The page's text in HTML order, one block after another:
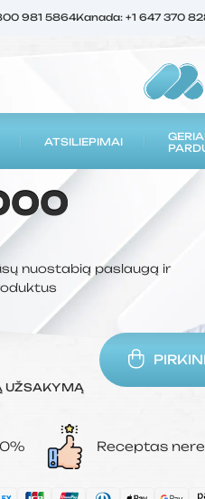
981 5864Kanada: +1 647 370
ATSILIEPIMAI
nuostabią paslaugą ir
UŽSAKYMĄ
Receptas